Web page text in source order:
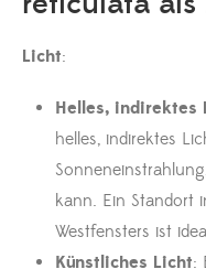
Licht:
Helles, indirektes
helles, indirektes
kann. Ein Standort
Westfensters ist
Künstliches Licht: